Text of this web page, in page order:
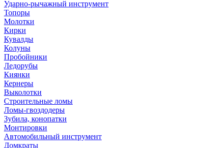
Ударно-рычажный инструмент
Топоры
Молотки
Кирки
Кувалды
Колуны
Пробойники
Ледорубы
Киянки
Кернеры
Выколотки
Строительные ломы
Ломы-гвоздодеры
Зубила, конопатки
Монтировки
Автомобильный инструмент
Домкраты